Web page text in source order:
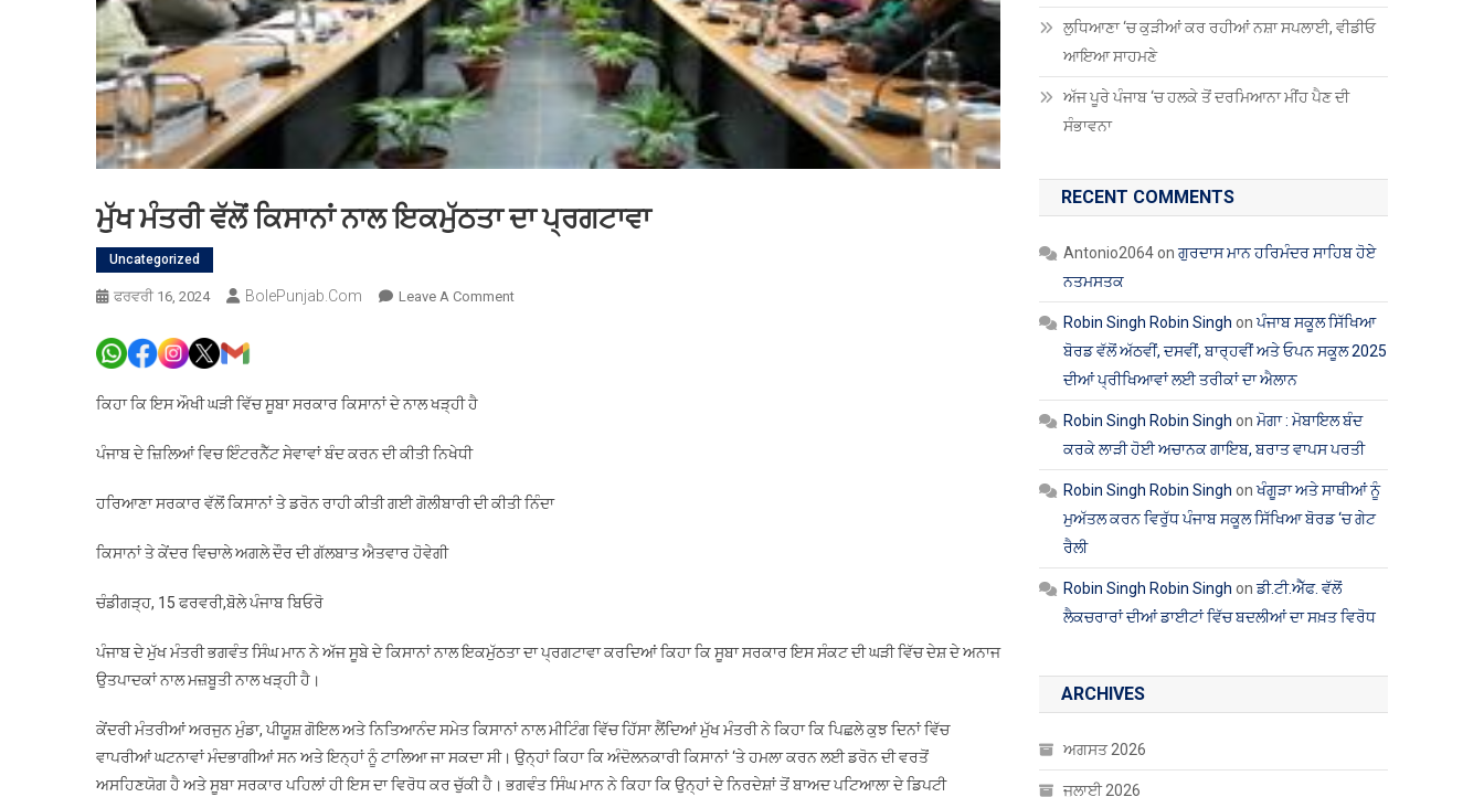
ਮੁੱਖ ਮੰਤਰੀ ਵੱਲੋਂ ਕਿਸਾਨਾਂ ਨਾਲ ਇਕਮੁੱਠਤਾ ਦਾ ਪ੍ਰਗਟਾਵਾ
Uncategorized
ਫਰਵਰੀ 16, 2024 BolePunjab.com Leave A CommentOn
ਪ੍ਰਗਟਾਵਾ
ਕਿਹਾ ਕਿ ਇਸ ਔਖੀ ਘੜੀ ਵਿੱਚ ਸੂਬਾ ਸਰਕਾਰ ਕਿਸਾਨਾਂ ਦੇ ਨਾਲ ਖੜ੍ਹੀ ਹੈ
ਪੰਜਾਬ ਦੇ ਜ਼ਿਲਿਆਂ ਵਿਚ ਇੰਟਰਨੈੱਟ ਸੇਵਾਵਾਂ ਬੰਦ ਕਰਨ ਦੀ ਕੀਤੀ ਨਿਖੇਧੀ
ਹਰਿਆਣਾ ਸਰਕਾਰ ਵੱਲੋਂ ਕਿਸਾਨਾਂ ਤੇ ਡਰੋਨ ਰਾਹੀ ਕੀਤੀ ਗਈ ਗੋਲੀਬਾਰੀ ਦੀ ਕੀਤੀ ਨਿੰਦਾ
ਕਿਸਾਨਾਂ ਤੇ ਕੇਂਦਰ ਵਿਚਾਲੇ ਅਗਲੇ ਦੌਰ ਦੀ ਗੱਲਬਾਤ ਐਤਵਾਰ ਹੋਵੇਗੀ
ਚੰਡੀਗੜ੍ਹ, 15 ਫਰਵਰੀ,ਬੋਲੇ ਪੰਜਾਬ ਬਿਓਰੋ
ਪੰਜਾਬ ਦੇ ਮੁੱਖ ਮੰਤਰੀ ਭਗਵੰਤ ਸਿੰਘ ਮਾਨ ਨੇ ਅੱਜ ਸੂਬੇ ਦੇ ਕਿਸਾਨਾਂ ਨਾਲ ਇਕਮੁੱਠਤਾ ਦਾ ਪ੍ਰਗਟਾਵਾ ਕਰਦਿਆਂ ਕਿਹਾ ਕਿ ਸੂਬਾ ਸਰਕਾਰ ਇਸ ਸੰਕਟ ਦੀ ਘੜੀ ਵਿੱਚ ਦੇਸ਼ ਦੇ ਅਨਾਜ
ਉਤਪਾਦਕਾਂ ਨਾਲ ਮਜ਼ਬੂਤੀ ਨਾਲ ਖੜ੍ਹੀ ਹੈ।
ਕੇਂਦਰੀ ਮੰਤਰੀਆਂ ਅਰਜੁਨ ਮੁੰਡਾ, ਪੀਯੂਸ਼ ਗੋਇਲ ਅਤੇ ਨਿਤਿਆਨੰਦ ਸਮੇਤ ਕਿਸਾਨਾਂ ਨਾਲ ਮੀਟਿੰਗ ਵਿੱਚ ਹਿੱਸਾ ਲੈਂਦਿਆਂ ਮੁੱਖ ਮੰਤਰੀ ਨੇ ਕਿਹਾ ਕਿ ਪਿਛਲੇ ਕੁਝ ਦਿਨਾਂ ਵਿੱਚ
ਵਾਪਰੀਆਂ ਘਟਨਾਵਾਂ ਮੰਦਭਾਗੀਆਂ ਸਨ ਅਤੇ ਇਨ੍ਹਾਂ ਨੂੰ ਟਾਲਿਆ ਜਾ ਸਕਦਾ ਸੀ। ਉਨ੍ਹਾਂ ਕਿਹਾ ਕਿ ਅੰਦੋਲਨਕਾਰੀ ਕਿਸਾਨਾਂ ‘ਤੇ ਹਮਲਾ ਕਰਨ ਲਈ ਡਰੋਨ ਦੀ ਵਰਤੋਂ
ਅਸਹਿਣਯੋਗ ਹੈ ਅਤੇ ਸੂਬਾ ਸਰਕਾਰ ਪਹਿਲਾਂ ਹੀ ਇਸ ਦਾ ਵਿਰੋਧ ਕਰ ਚੁੱਕੀ ਹੈ। ਭਗਵੰਤ ਸਿੰਘ ਮਾਨ ਨੇ ਕਿਹਾ ਕਿ ਉਨ੍ਹਾਂ ਦੇ ਨਿਰਦੇਸ਼ਾਂ ਤੋਂ ਬਾਅਦ ਪਟਿਆਲਾ ਦੇ ਡਿਪਟੀ
ਲੁਧਿਆਣਾ ‘ਚ ਕੁੜੀਆਂ ਕਰ ਰਹੀਆਂ ਨਸ਼ਾ ਸਪਲਾਈ, ਵੀਡੀਓ
ਆਇਆ ਸਾਹਮਣੇ
ਅੱਜ ਪੂਰੇ ਪੰਜਾਬ ‘ਚ ਹਲਕੇ ਤੋਂ ਦਰਮਿਆਨਾ ਮੀਂਹ ਪੈਣ ਦੀ
ਸੰਭਾਵਨਾ
RECENT COMMENTS
Antonio2064onਗੁਰਦਾਸ ਮਾਨ ਹਰਿਮੰਦਰ ਸਾਹਿਬ ਹੋਏ
ਨਤਮਸਤਕ
Robin Singh Robin Singh onਪੰਜਾਬ ਸਕੂਲ ਸਿੱਖਿਆ
ਬੋਰਡ ਵੱਲੋਂ ਅੱਠਵੀਂ, ਦਸਵੀਂ, ਬਾਰ੍ਹਵੀਂ ਅਤੇ ਓਪਨ ਸਕੂਲ 2025
ਦੀਆਂ ਪ੍ਰੀਖਿਆਵਾਂ ਲਈ ਤਰੀਕਾਂ ਦਾ ਐਲਾਨ
Robin Singh Robin Singh onਮੋਗਾ : ਮੋਬਾਇਲ ਬੰਦ
ਕਰਕੇ ਲਾੜੀ ਹੋਈ ਅਚਾਨਕ ਗਾਇਬ, ਬਰਾਤ ਵਾਪਸ ਪਰਤੀ
Robin Singh Robin Singh onਖੰਗੂੜਾ ਅਤੇ ਸਾਥੀਆਂ ਨੂੰ
ਮੁਅੱਤਲ ਕਰਨ ਵਿਰੁੱਧ ਪੰਜਾਬ ਸਕੂਲ ਸਿੱਖਿਆ ਬੋਰਡ ‘ਚ ਗੇਟ
ਰੈਲੀ
Robin Singh Robin Singh onਡੀ.ਟੀ.ਐੱਫ. ਵੱਲੋਂ
ਲੈਕਚਰਾਰਾਂ ਦੀਆਂ ਡਾਈਟਾਂ ਵਿੱਚ ਬਦਲੀਆਂ ਦਾ ਸਖ਼ਤ ਵਿਰੋਧ
ARCHIVES
ਅਗਸਤ 2026
ਜੁਲਾਈ 2026